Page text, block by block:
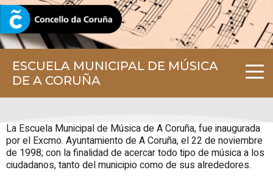
ESCUELA MUNICIPAL DE MÚSICA
DE A CORUÑA
CORUNA.GAL
La Escuela Municipal de Música de A Coruña, fue inaugurada
por el Excmo. Ayuntamiento de A Coruña, el 22 de noviembre
de 1998; con la finalidad de acercar todo tipo de música a los
ciudadanos, tanto del municipio como de sus alrededores.